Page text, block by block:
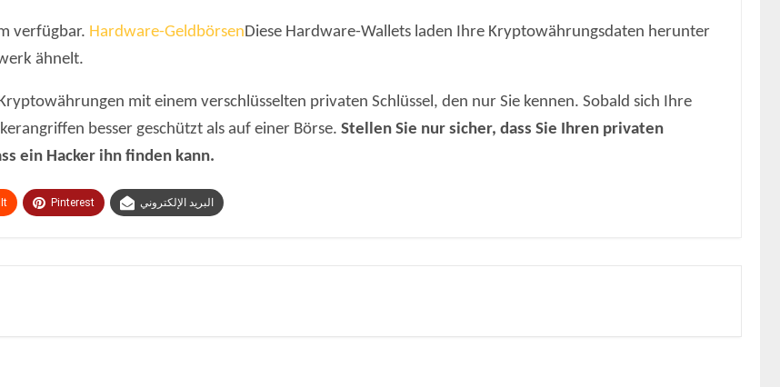
verfügbar. Hardware-GeldbörsenDiese Hardware-Wallets laden Ihre Kryptowährungsdaten herunter
ähnelt.
mit einem verschlüsselten privaten Schlüssel, den nur Sie kennen. Sobald sich Ihre
besser geschützt als auf einer Börse. Stellen Sie nur sicher, dass Sie Ihren privaten
ein Hacker ihn finden kann.
Pinterest البريد الإلكتروني